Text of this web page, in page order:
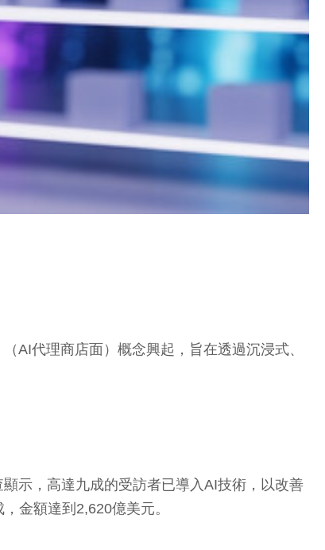
AI代理商店面）概念興起，旨在透過沉浸式、
示，高達九成的受訪者已導入AI技術，以改善
金額達到2,620億美元。